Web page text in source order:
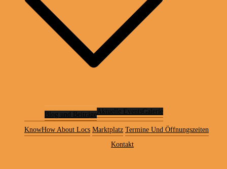
Blog und Beiträge Aktuelle EventsGalerie
KnowHow About Locs Marktplatz Termine Und Öffnungszeiten
Kontakt